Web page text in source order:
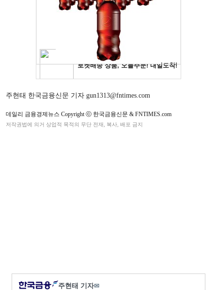
주현태 한국금융신문 기자 gun1313@fntimes.com
데일리 금융경제뉴스 Copyright ⓒ 한국금융신문 & FNTIMES.com
저작권법에 의거 상업적 목적의 무단 전재, 복사, 배포 금지
주현태 기자✉